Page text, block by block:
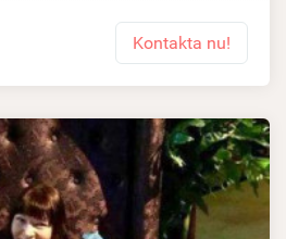
Kontakta nu!